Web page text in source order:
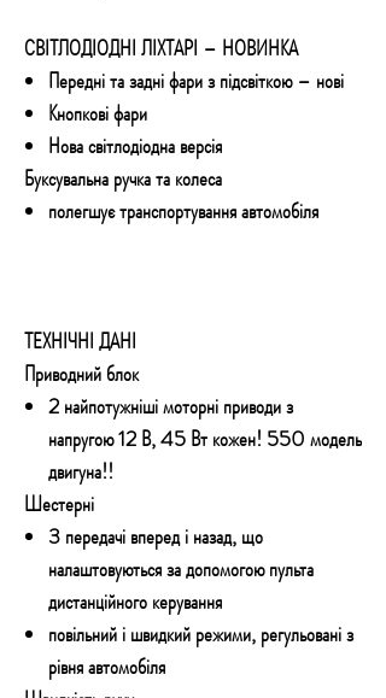
СВІТЛОДІОДНІ ЛІХТАРІ – НОВИНКА
Передні та задні фари з підсвіткою – нові
Кнопкові фари
Нова світлодіодна версія
Буксувальна ручка та колеса
полегшує транспортування автомобіля
ТЕХНІЧНІ ДАНІ
Приводний блок
2 найпотужніші моторні приводи з
напругою 12 В, 45 Вт кожен! 550 модель
двигуна!!
Шестерні
3 передачі вперед і назад, що
налаштовуються за допомогою пульта
дистанційного керування
повільний і швидкий режими, регульовані з
рівня автомобіля